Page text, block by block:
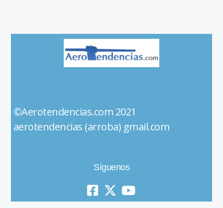
©Aerotendencias.com 2021
aerotendencias (arroba) gmail.com
Síguenos